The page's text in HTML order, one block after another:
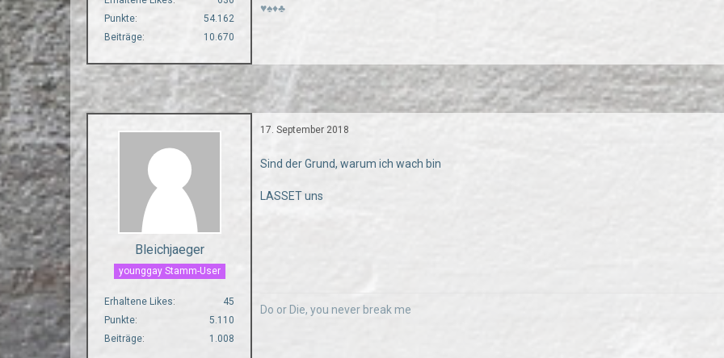
Punkte
54.162
Beiträge
10.670
♥♠♦♣
Bleichjaeger
younggay Stamm-User
Erhaltene Likes
45
Punkte
5.110
Beiträge
1.008
17. September 2018
Sind der Grund, warum ich wach bin
LASSET uns
Do or Die, you never break me